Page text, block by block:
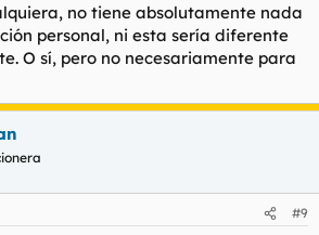
no tiene absolutamente nada
personal, ni esta sería diferente
O sí, pero no necesariamente para
#9